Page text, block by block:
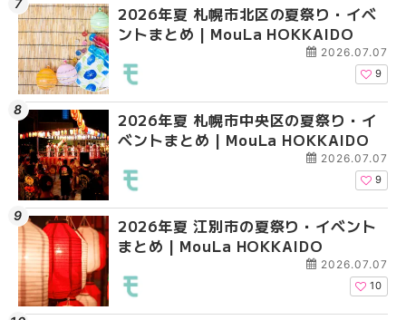
2026年夏 札幌市北区の夏祭り・イベ
ントまとめ | MouLa HOKKAIDO
2026.07.07
9
2026年夏 札幌市中央区の夏祭り・イ
ベントまとめ | MouLa HOKKAIDO
2026.07.07
9
2026年夏 江別市の夏祭り・イベント
まとめ | MouLa HOKKAIDO
2026.07.07
10
2026年夏 札幌市豊平
ベントまとめ |
2026年夏 札幌市南区
ントまとめ | MouLa
2026年夏 札幌市中央
ベントまとめ |
札幌の麻辣湯（マーラ
め専門店6選！本場の
新店まで徹底比較 |
2026年夏 札幌市豊平
ベントまとめ |
【新千歳空港】新カー
業。「SUPER
ーパーラウンジアネッ
介！！ | MouLa